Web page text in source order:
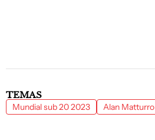
TEMAS
Mundial sub 20 2023 Alan Matturro